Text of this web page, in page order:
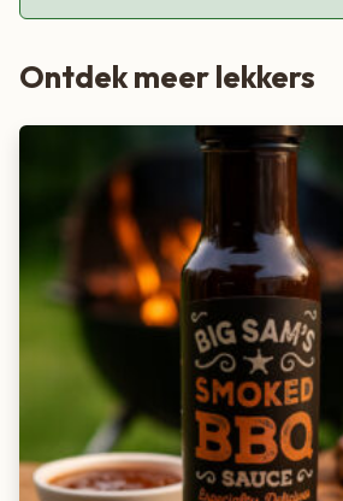
Ontdek meer lekkers